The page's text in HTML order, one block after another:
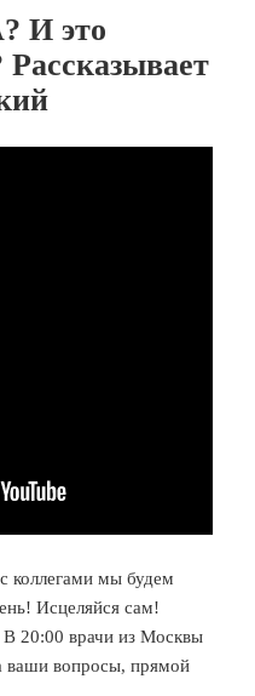
И это
коллегами мы будем
Исцеляйся сам!
В 20:00 врачи из Москвы
ваши вопросы, прямой